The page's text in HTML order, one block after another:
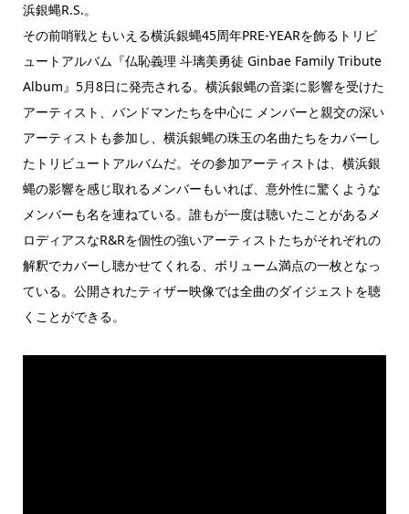
浜銀蝿R.S.。
その前哨戦ともいえる横浜銀蝿45周年PRE-YEARを飾るトリビ
ュートアルバム『仏恥義理 斗璃美勇徒 Ginbae Family Tribute
Album』5月8日に発売される。横浜銀蝿の音楽に影響を受けた
アーティスト、バンドマンたちを中心に メンバーと親交の深い
アーティストも参加し、横浜銀蝿の珠玉の名曲たちをカバーし
たトリビュートアルバムだ。その参加アーティストは、横浜銀
蝿の影響を感じ取れるメンバーもいれば、意外性に驚くような
メンバーも名を連ねている。誰もが一度は聴いたことがあるメ
ロディアスなR&Rを個性の強いアーティストたちがそれぞれの
解釈でカバーし聴かせてくれる、ボリューム満点の一枚となっ
ている。公開されたティザー映像では全曲のダイジェストを聴
くことができる。